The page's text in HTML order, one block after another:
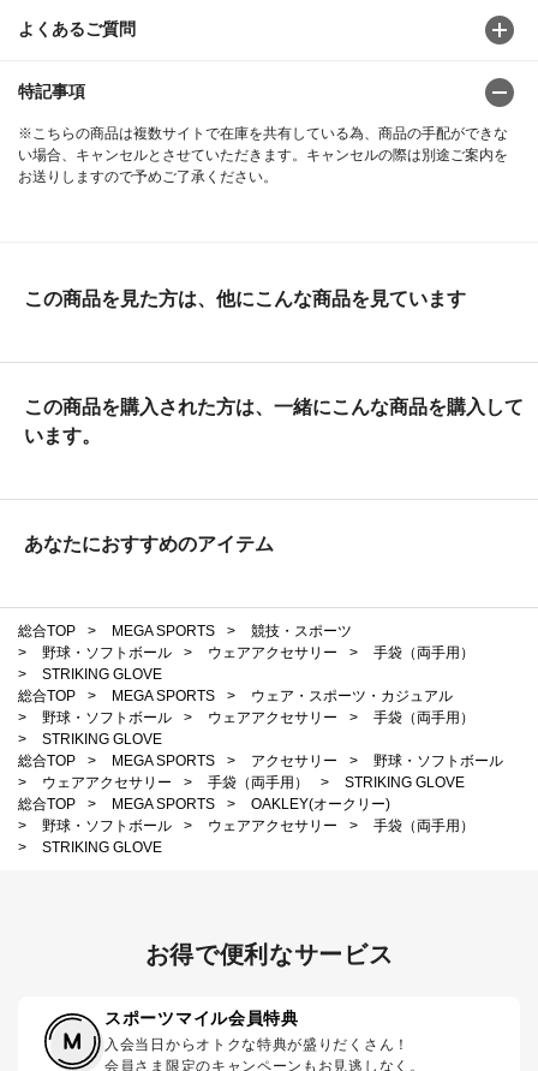
よくあるご質問
特記事項
※こちらの商品は複数サイトで在庫を共有している為、商品の手配ができな
い場合、キャンセルとさせていただきます。キャンセルの際は別途ご案内を
お送りしますので予めご了承ください。
この商品を見た方は、他にこんな商品を見ています
この商品を購入された方は、一緒にこんな商品を購入して
います。
あなたにおすすめのアイテム
総合TOP > MEGA SPORTS >
競技・スポーツ
>
野球・ソフトボール > ウェアアクセサリー >
手袋（両手用）
>
STRIKING GLOVE
総合TOP
> MEGA SPORTS >
ウェア・スポーツ・カジュアル
>
野球・ソフトボール > ウェアアクセサリー >
手袋（両手用）
>
STRIKING GLOVE
総合TOP
> MEGA SPORTS > アクセサリー >
野球・ソフトボール
>
ウェアアクセサリー > 手袋（両手用） >
STRIKING GLOVE
総合TOP
> MEGA SPORTS >
OAKLEY(オークリー)
>
野球・ソフトボール > ウェアアクセサリー >
手袋（両手用）
>
STRIKING GLOVE
お得で便利なサービス
スポーツマイル会員特典
入会当日からオトクな特典が盛りだくさん！
会員さま限定のキャンペーンもお見逃しなく。